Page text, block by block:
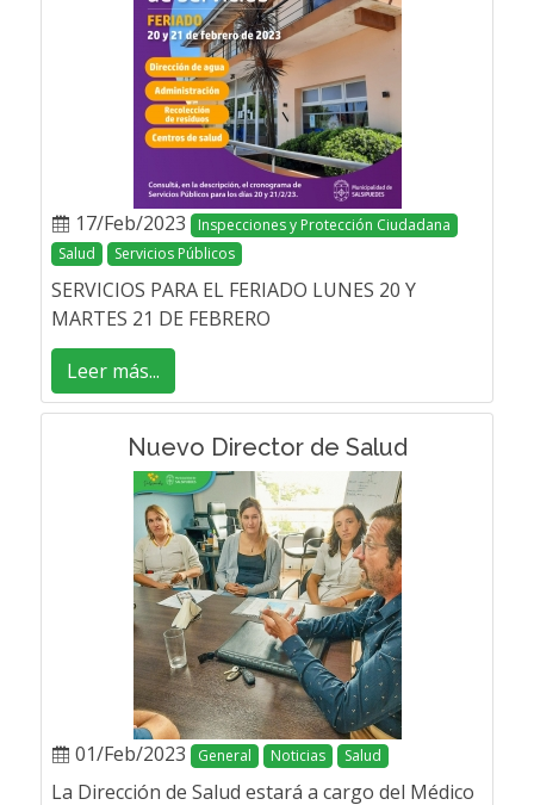
17/Feb/2023
Inspecciones y Protección Ciudadana
Salud
Servicios Públicos
SERVICIOS PARA EL FERIADO LUNES 20 Y
MARTES 21 DE FEBRERO
Leer más...
Nuevo Director de Salud
01/Feb/2023 General Noticias Salud
La Dirección de Salud estará a cargo del Médico